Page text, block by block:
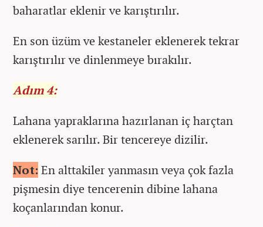
baharatlar eklenir ve karıştırılır.
En son üzüm ve kestaneler eklenerek tekrar
karıştırılır ve dinlenmeye bırakılır.
Adım 4:
Lahana yapraklarına hazırlanan iç harçtan
eklenerek sarılır. Bir tencereye dizilir.
Not: En alttakiler yanmasın veya çok fazla
pişmesin diye tencerenin dibine lahana
koçanlarından konur.